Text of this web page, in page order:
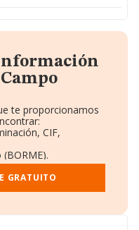
te proporcionamos
CIF,
y Empleados.
GRATUITO